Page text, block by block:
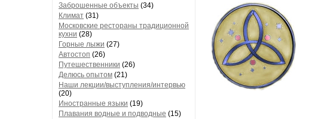
Заброшенные объекты (34)
Климат (31)
Московские рестораны традиционной
кухни (28)
Горные лыжи (27)
Автостоп (26)
Путешественники (26)
Делюсь опытом (21)
Наши лекции/выступления/интервью
(20)
Иностранные языки (19)
Плавания водные и подводные (15)